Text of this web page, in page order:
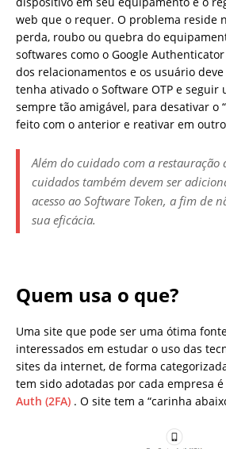
web que o requer. O problema reside
perda, roubo ou quebra do
softwares como o Google
dos relacionamentos e os usuário
tenha ativado o Software OTP e seguir
sempre tão amigável, para desativar o
feito com o anterior e reativar em
Além do cuidado com a restauração
cuidados também devem ser
acesso ao Software Token, a fim de
sua eficácia.
Quem usa o que?
Uma site que pode ser uma ótima
interessados em estudar o uso das
sites da internet, de forma
tem sido adotadas por cada empresa
Auth (2FA) . O site tem a “carinha